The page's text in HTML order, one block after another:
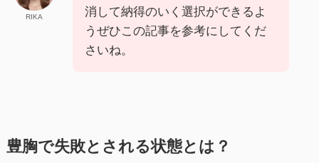
RIKA
消して納得のいく選択ができるよ
うぜひこの記事を参考にしてくだ
さいね。
豊胸で失敗とされる状態とは？